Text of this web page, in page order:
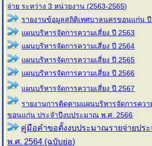
จ่าย ระหว่าง 3 หน่วยงาน (2563-2565)
รายงานข้อมูลสถิติเทศบาลนครขอนแก่น ปี
แผนบริหารจัดการความเสี่ยง ปี 2563
แผนบริหารจัดการความเสี่ยง ปี 2564
แผนบริหารจัดการความเสี่ยง ปี 2565
แผนบริหารจัดการความเสี่ยง ปี 2566
แผนบริหารจัดการความเสี่ยง ปี 2567
รายงานการติดตามแผนบริหารจัดการควา
ขอนแก่น ประจำปีงบประมาณ พ.ศ. 2566
คู่มือคำขอตั้งงบประมาณรายจ่ายปร
พ.ศ. 2564 (ฉบับย่อ)